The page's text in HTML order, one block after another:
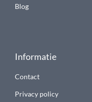
Blog
Informatie
Contact
Privacy policy